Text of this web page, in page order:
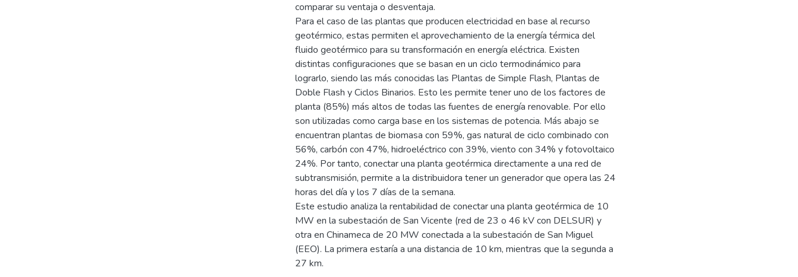
comparar su ventaja o desventaja.
Para el caso de las plantas que producen electricidad en base al recurso
geotérmico, estas permiten el aprovechamiento de la energía térmica del
fluido geotérmico para su transformación en energía eléctrica. Existen
distintas configuraciones que se basan en un ciclo termodinámico para
lograrlo, siendo las más conocidas las Plantas de Simple Flash, Plantas de
Doble Flash y Ciclos Binarios. Esto les permite tener uno de los factores de
planta (85%) más altos de todas las fuentes de energía renovable. Por ello
son utilizadas como carga base en los sistemas de potencia. Más abajo se
encuentran plantas de biomasa con 59%, gas natural de ciclo combinado con
56%, carbón con 47%, hidroeléctrico con 39%, viento con 34% y fotovoltaico
24%. Por tanto, conectar una planta geotérmica directamente a una red de
subtransmisión, permite a la distribuidora tener un generador que opera las 24
horas del día y los 7 días de la semana.
Este estudio analiza la rentabilidad de conectar una planta geotérmica de 10
MW en la subestación de San Vicente (red de 23 o 46 kV con DELSUR) y
otra en Chinameca de 20 MW conectada a la subestación de San Miguel
(EEO). La primera estaría a una distancia de 10 km, mientras que la segunda a
27 km.